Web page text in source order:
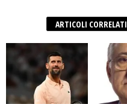
ARTICOLI CORRELATI